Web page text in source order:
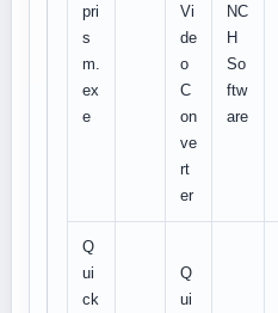
pri
s
m.
ex
e
Vi
de
o
C
on
ve
rt
er
NC
H
So
ftw
are
Q
ui
ck
Q
ui